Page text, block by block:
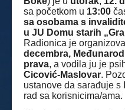
sa početkom u 13:00
sa osobama s
u JU Domu starih
Radionica je
decembra,
prava, a vodila ju je
Cicović-Maslovar.
ustanove da sarađuje s
rad sa korisnicima/ama.